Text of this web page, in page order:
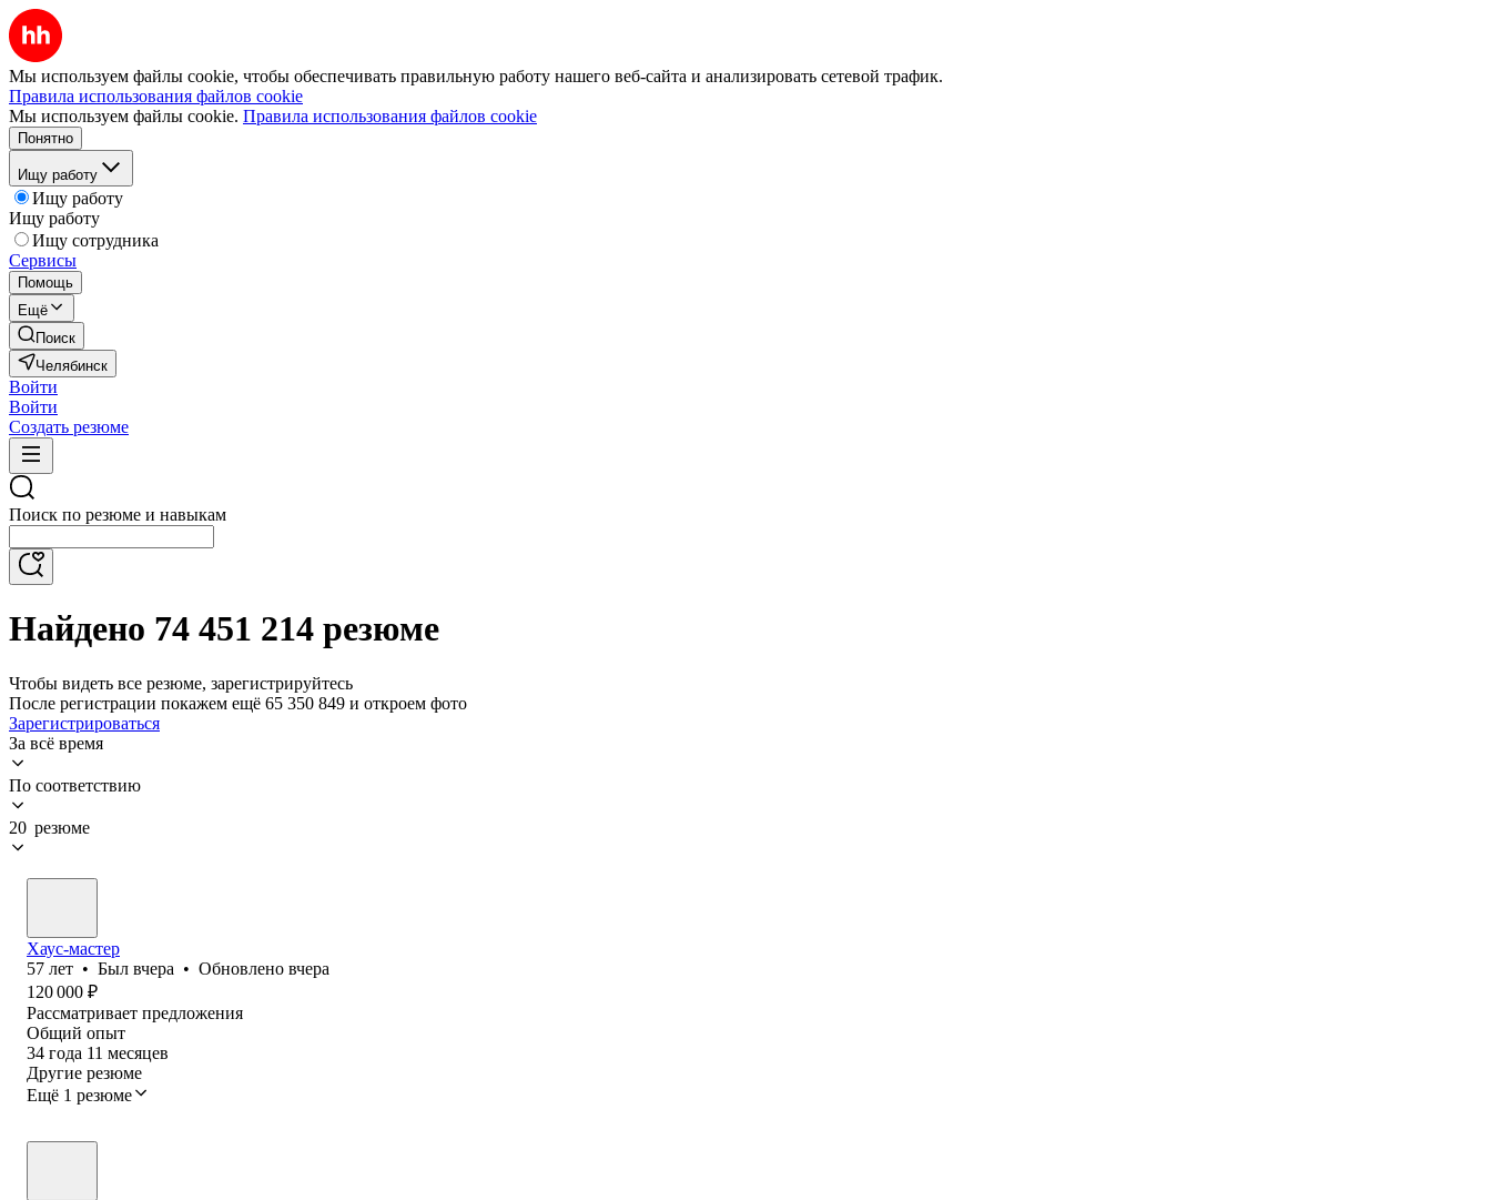
Мы используем файлы cookie, чтобы обеспечивать правильную работу нашего веб-сайта и анализировать сетевой трафик.
Правила использования файлов cookie
Мы используем файлы cookie. Правила использования файлов cookie
Понятно
Ищу работу
Ищу работу
Ищу работу
Ищу сотрудника
Сервисы
Помощь
Ещё
Поиск
Челябинск
Войти
Войти
Создать резюме
Поиск по резюме и навыкам
Найдено 74 451 214 резюме
Чтобы видеть все резюме, зарегистрируйтесь
После регистрации покажем ещё 65 350 849 и откроем фото
Зарегистрироваться
За всё время
По соответствию
20 резюме
Хаус-мастер
57 лет • Был вчера • Обновлено вчера
120 000 ₽
Рассматривает предложения
Общий опыт
34 года 11 месяцев
Другие резюме
Ещё 1 резюме